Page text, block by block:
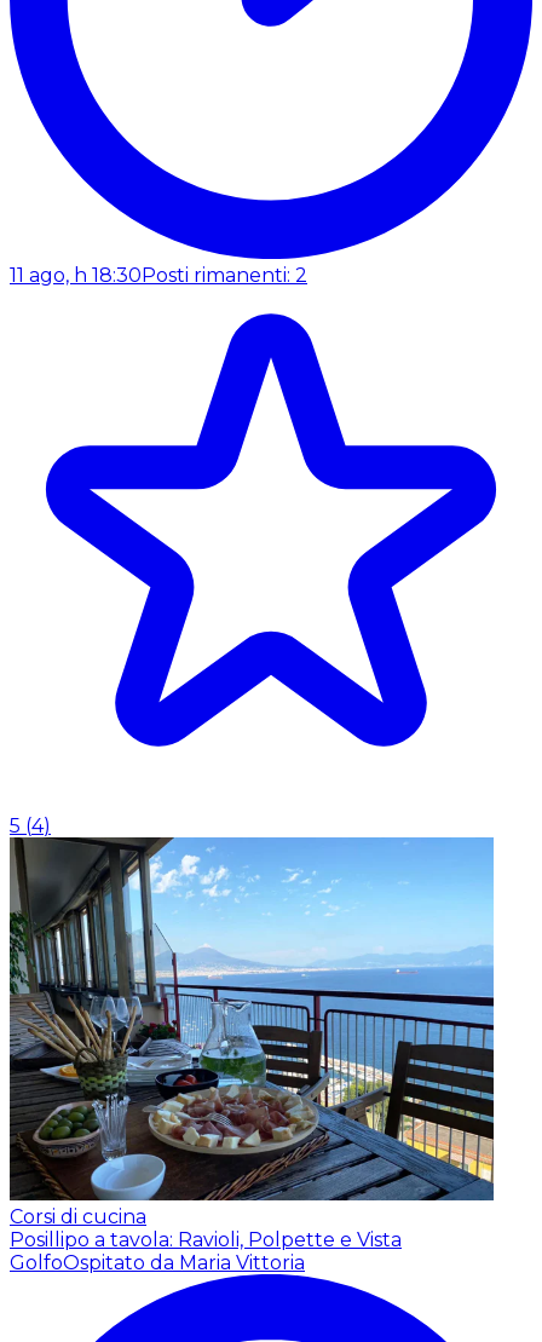
11 ago, h 18:30Posti rimanenti: 2
5 (4)
Corsi di cucina
Posillipo a tavola: Ravioli, Polpette e Vista
GolfoOspitato da Maria Vittoria